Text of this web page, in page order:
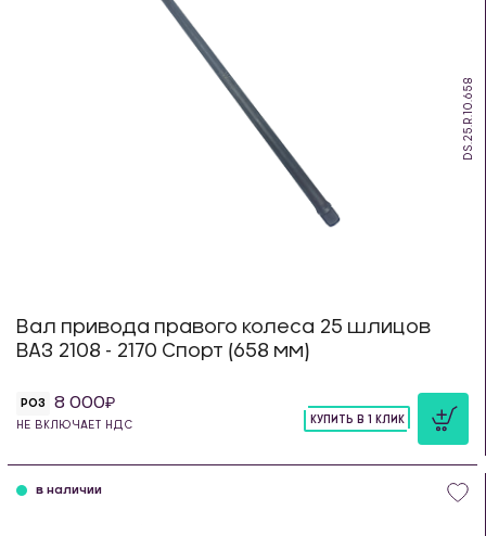
DS.25.R.10.658
Вал привода правого колеса 25 шлицов
ВАЗ 2108 - 2170 Спорт (658 мм)
РОЗ 8 000
НЕ ВКЛЮЧАЕТ НДС
КУПИТЬ В 1 КЛИК
в наличии